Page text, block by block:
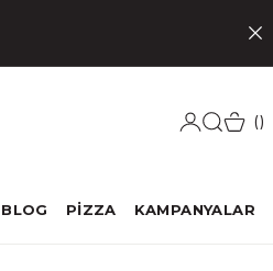
BLOG PİZZA KAMPANYALAR